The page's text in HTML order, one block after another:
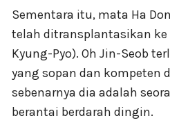
Sementara itu, mata Ha
telah ditransplantasikan ke
Kyung-Pyo). Oh Jin-Seob
yang sopan dan kompeten
sebenarnya dia adalah
berantai berdarah dingin.